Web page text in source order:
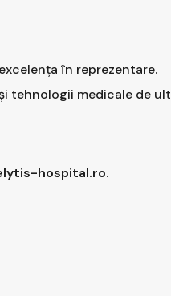
în reprezentare.
tehnologii medicale de
hospital.ro.